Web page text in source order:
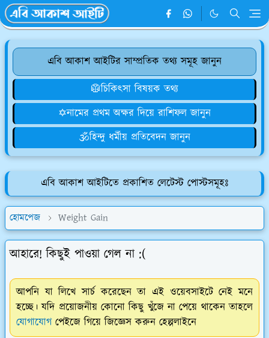
এবি আকাশ আইটির সাম্প্রতিক তথ্য সমূহ জানুন
🥼চিকিৎসা বিষয়ক তথ্য
✡️নামের প্রথম অক্ষর দিয়ে রাশিফল জানুন
🕉️হিন্দু ধর্মীয় প্রতিবেদন জানুন
এবি আকাশ আইটিতে প্রকাশিত লেটেস্ট পোস্টসমূহঃ
হোমপেজ Weight Gain
আহারে! কিছুই পাওয়া গেল না :(
আপনি যা লিখে সার্চ করেছেন তা এই ওয়েবসাইটে নেই মনে
হচ্ছে। যদি প্রয়োজনীয় কোনো কিছু খুঁজে না পেয়ে থাকেন তাহলে
যোগাযোগপেইজে গিয়ে জিজ্ঞেস করুন হেল্পলাইনে